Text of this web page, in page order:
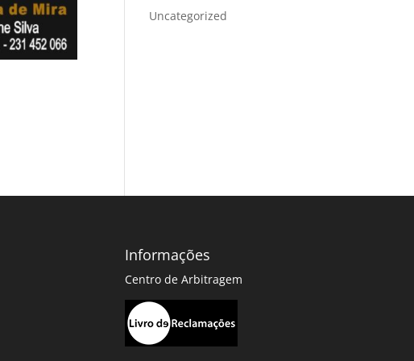
Uncategorized
Informações
Centro de Arbitragem